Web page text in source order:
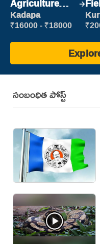
Labour
Kadapa
₹16000 - ₹18000
సంబంధిత పోస్ట్